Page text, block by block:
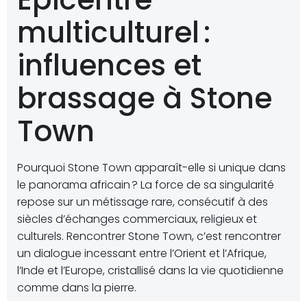
multiculturel :
influences et
brassage à Stone
Town
Pourquoi Stone Town apparaît-elle si unique dans
le panorama africain ? La force de sa singularité
repose sur un métissage rare, consécutif à des
siècles d’échanges commerciaux, religieux et
culturels. Rencontrer Stone Town, c’est rencontrer
un dialogue incessant entre l’Orient et l’Afrique,
l’Inde et l’Europe, cristallisé dans la vie quotidienne
comme dans la pierre.